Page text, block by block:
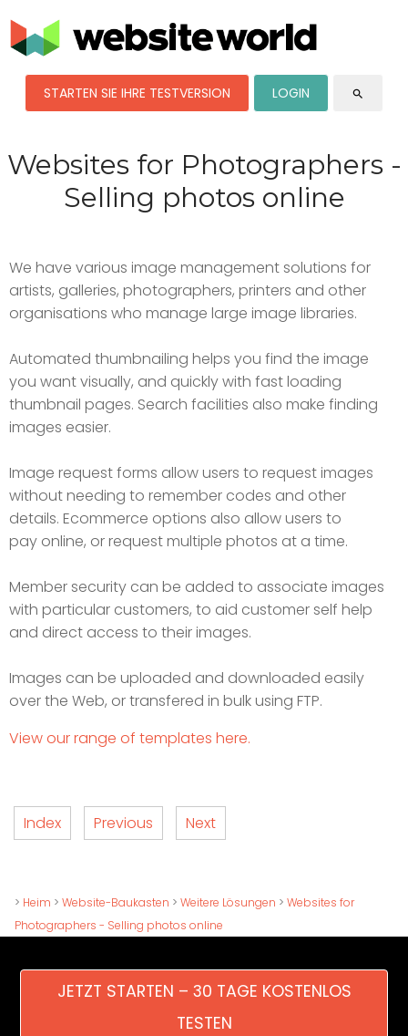
STARTEN SIE IHRE TESTVERSION LOGIN search
Websites for Photographers -
Selling photos online
We have various image management solutions for
artists, galleries, photographers, printers and other
organisations who manage large image libraries.
Automated thumbnailing helps you find the image
you want visually, and quickly with fast loading
thumbnail pages. Search facilities also make finding
images easier.
Image request forms allow users to request images
without needing to remember codes and other
details. Ecommerce options also allow users to
pay online, or request multiple photos at a time.
Member security can be added to associate images
with particular customers, to aid customer self help
and direct access to their images.
Images can be uploaded and downloaded easily
over the Web, or transfered in bulk using FTP.
View our range of templates here.
Index Previous Next
> Heim > Website-Baukasten > Weitere Lösungen > Websites for
Photographers - Selling photos online
JETZT STARTEN – 30 TAGE KOSTENLOS
TESTEN